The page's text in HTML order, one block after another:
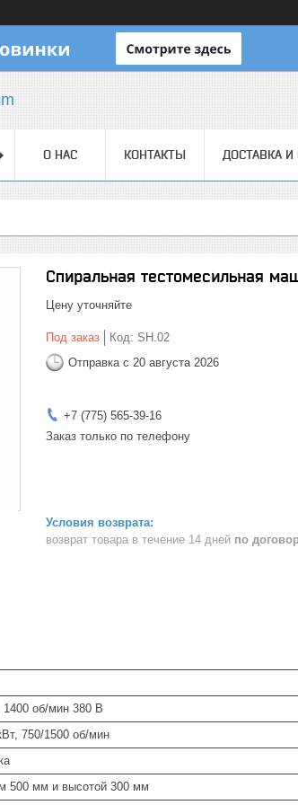
О НАС КОНТАКТЫ ДОСТАВКА И
Спиральная тестомесильная
Цену уточняйте
Под заказ Код: SH.02
Отправка с 20 августа 2026
+7 (775) 565-39-16
Заказ только по телефону
возврат товара в течение 14 дней по
1400 об/мин 380 В
750/1500 об/мин
500 мм и высотой 300 мм